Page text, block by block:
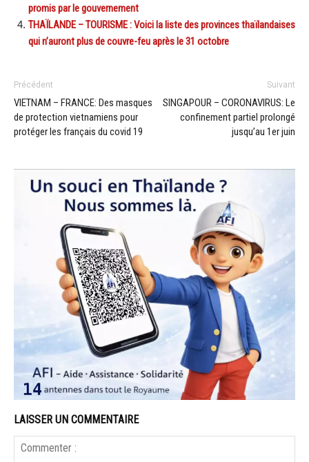
promis par le gouvernement
THAÏLANDE – TOURISME : Voici la liste des provinces thaïlandaises
qui n’auront plus de couvre-feu après le 31 octobre
Précédent
VIETNAM – FRANCE: Des masques
de protection vietnamiens pour
protéger les français du covid 19
Suivant
SINGAPOUR – CORONAVIRUS: Le
confinement partiel prolongé
jusqu’au 1er juin
LAISSER UN COMMENTAIRE